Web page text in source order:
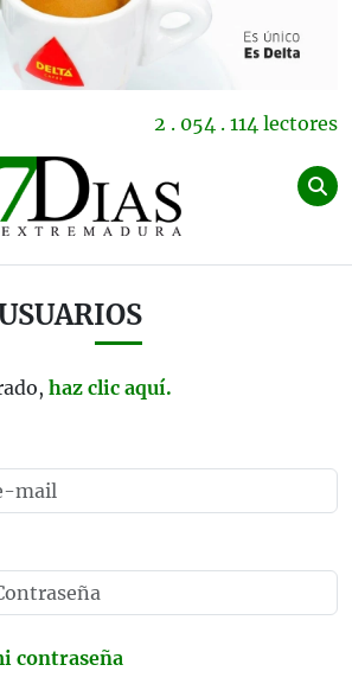
2 . 054 . 114 lectores
haz clic aquí.
contraseña